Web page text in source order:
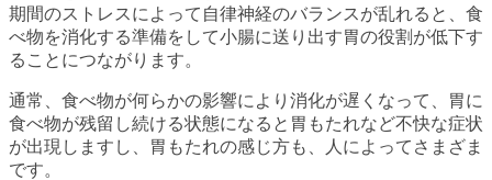
期間のストレスによって自律神経のバランスが乱れると、食
べ物を消化する準備をして小腸に送り出す胃の役割が低下す
ることにつながります。
通常、食べ物が何らかの影響により消化が遅くなって、胃に
食べ物が残留し続ける状態になると胃もたれなど不快な症状
が出現しますし、胃もたれの感じ方も、人によってさまざま
です。